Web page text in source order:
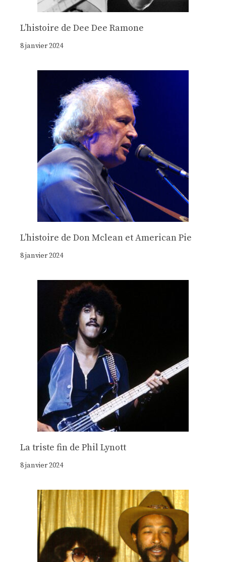
Lʼhistoire de Dee Dee Ramone
8 janvier 2024
Lʼhistoire de Don Mclean et American Pie
8 janvier 2024
La triste fin de Phil Lynott
8 janvier 2024